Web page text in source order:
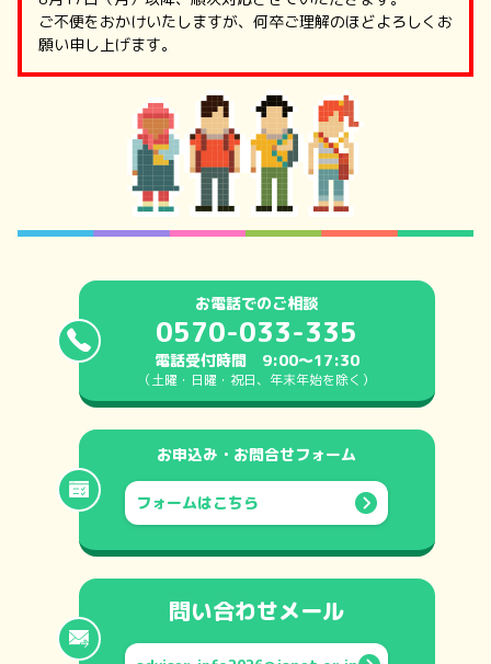
サイトマップ
当ウェブサイトについて
プライバシーポリシー
免責事項
ご不便をおかけいたしますが、何卒ご理解のほどよろしくお
願い申し上げます。
お電話でのご相談
0570-033-335
電話受付時間 9:00～17:30
（土曜・日曜・祝日、年末年始を除く）
お申込み・お問合せフォーム
フォームはこちら
問い合わせメール